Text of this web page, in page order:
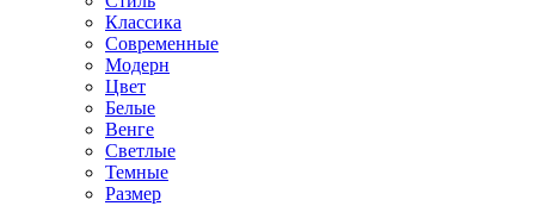
Классика
Современные
Модерн
Цвет
Белые
Венге
Светлые
Темные
Размер